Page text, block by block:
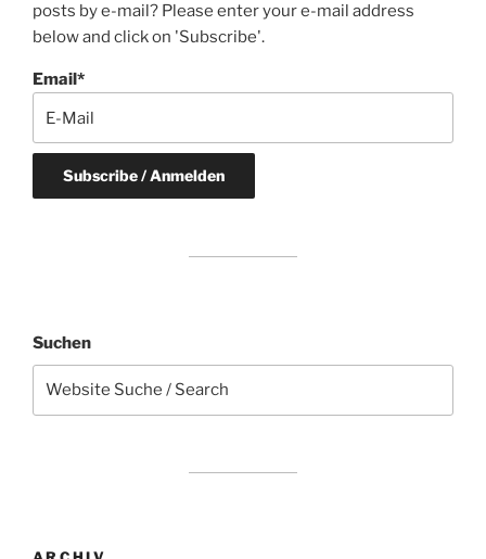
posts by e-mail? Please enter your e-mail address
below and click on 'Subscribe'.
Email*
Suchen